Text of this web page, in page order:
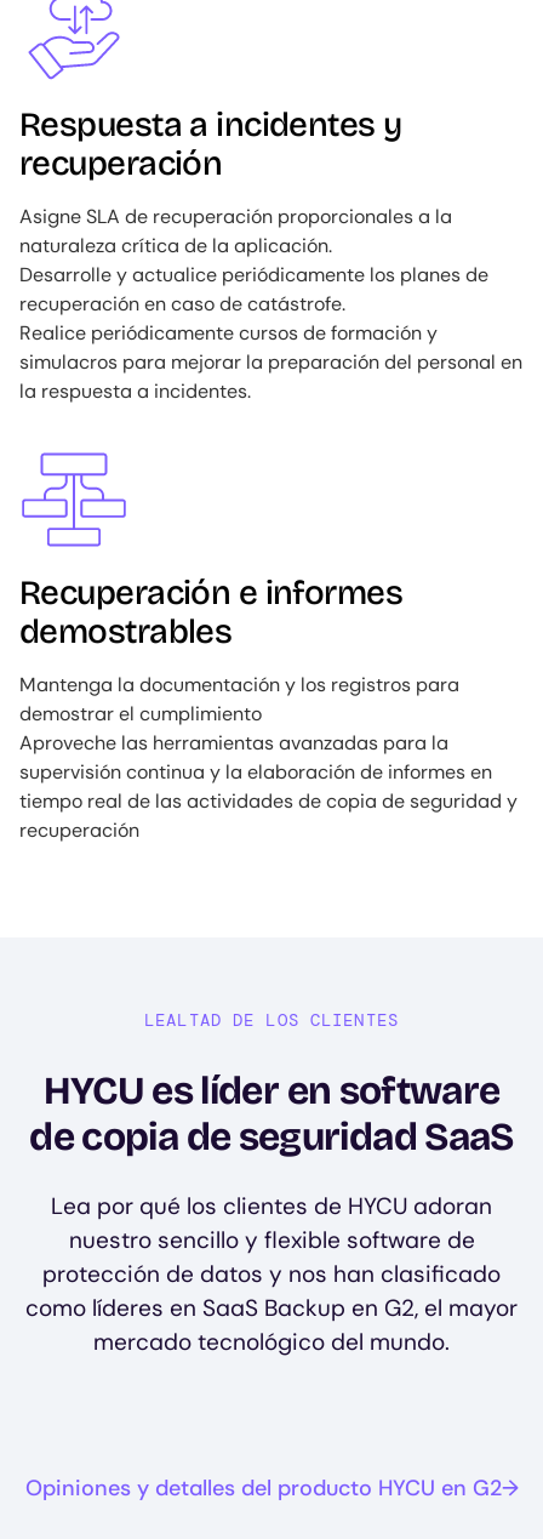
Respuesta a incidentes y
recuperación
Asigne SLA de recuperación proporcionales a la
naturaleza crítica de la aplicación.
Desarrolle y actualice periódicamente los planes de
recuperación en caso de catástrofe.
Realice periódicamente cursos de formación y
simulacros para mejorar la preparación del personal en
la respuesta a incidentes.
Image
Recuperación e informes
demostrables
Mantenga la documentación y los registros para
demostrar el cumplimiento
Aproveche las herramientas avanzadas para la
supervisión continua y la elaboración de informes en
tiempo real de las actividades de copia de seguridad y
recuperación
LEALTAD DE LOS CLIENTES
HYCU es líder en software
de copia de seguridad SaaS
Lea por qué los clientes de HYCU adoran
nuestro sencillo y flexible software de
protección de datos y nos han clasificado
como líderes en SaaS Backup en G2, el mayor
mercado tecnológico del mundo.
Opiniones y detalles del producto HYCU en G2